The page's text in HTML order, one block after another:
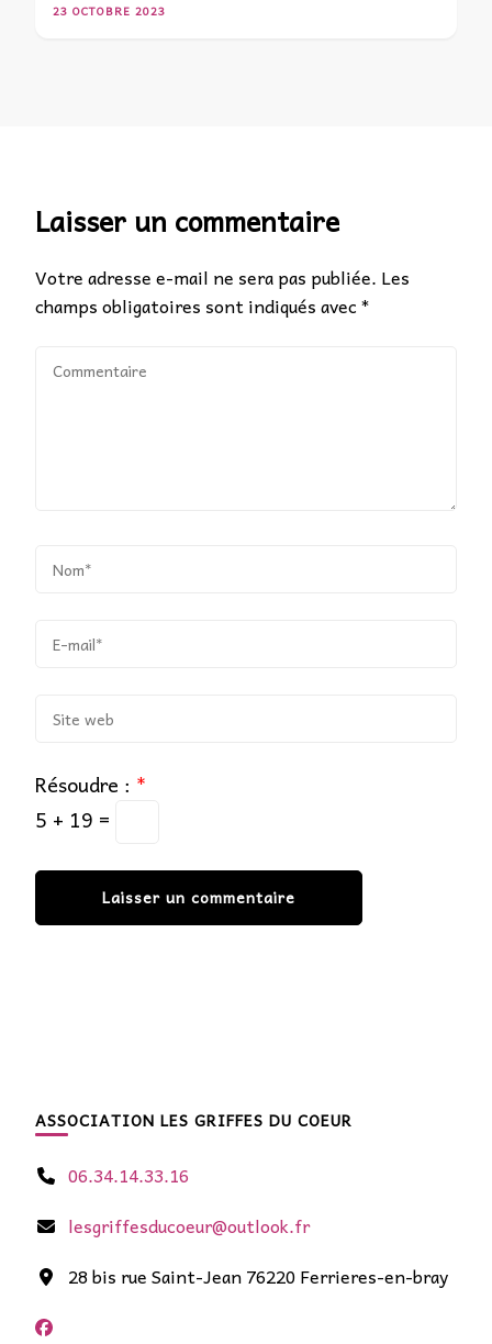
23 OCTOBRE 2023
Laisser un commentaire
Votre adresse e-mail ne sera pas publiée. Les
champs obligatoires sont indiqués avec*
Résoudre : *
5 + 19 =
ASSOCIATION LES GRIFFES DU COEUR
06.34.14.33.16
lesgriffesducoeur@outlook.fr
28 bis rue Saint-Jean 76220 Ferrieres-en-bray